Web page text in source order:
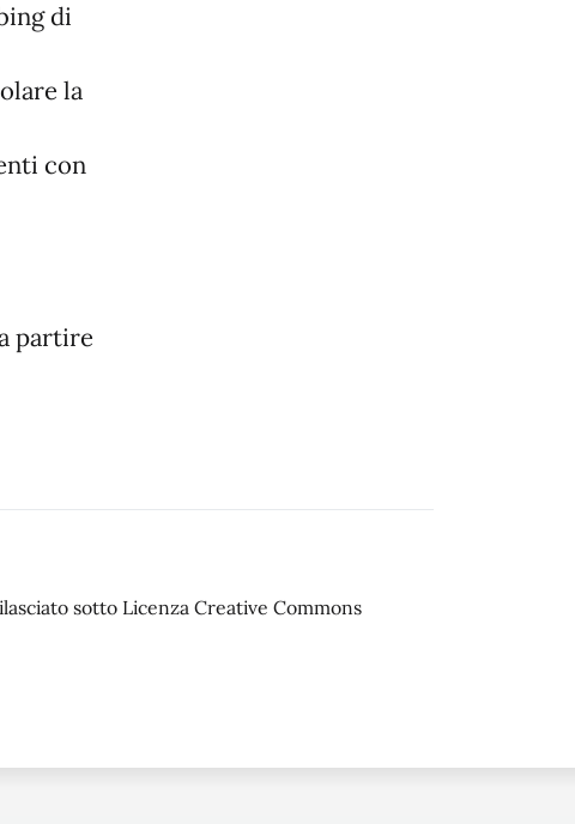
di
la
con
partire
sotto Licenza Creative Commons